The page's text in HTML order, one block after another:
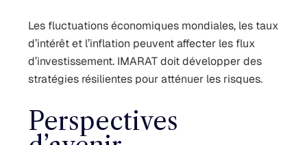
Les fluctuations économiques mondiales, les taux
d’intérêt et l’inflation peuvent affecter les flux
d’investissement. IMARAT doit développer des
stratégies résilientes pour atténuer les risques.
Perspectives